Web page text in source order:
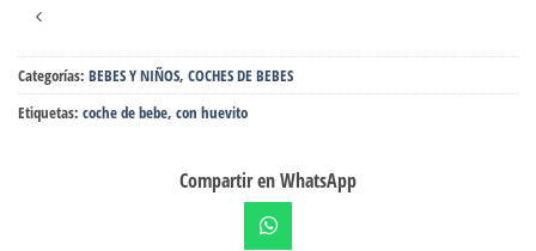
Categorías: BEBES Y NIÑOS, COCHES DE BEBES
Etiquetas: coche de bebe, con huevito
Compartir en WhatsApp